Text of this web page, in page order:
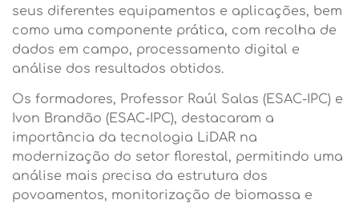
seus diferentes equipamentos e aplicações, bem
como uma componente prática, com recolha de
dados em campo, processamento digital e
análise dos resultados obtidos.
Os formadores, Professor Raúl Salas (ESAC-IPC) e
Ivon Brandão (ESAC-IPC), destacaram a
importância da tecnologia LiDAR na
modernização do setor florestal, permitindo uma
análise mais precisa da estrutura dos
povoamentos, monitorização de biomassa e